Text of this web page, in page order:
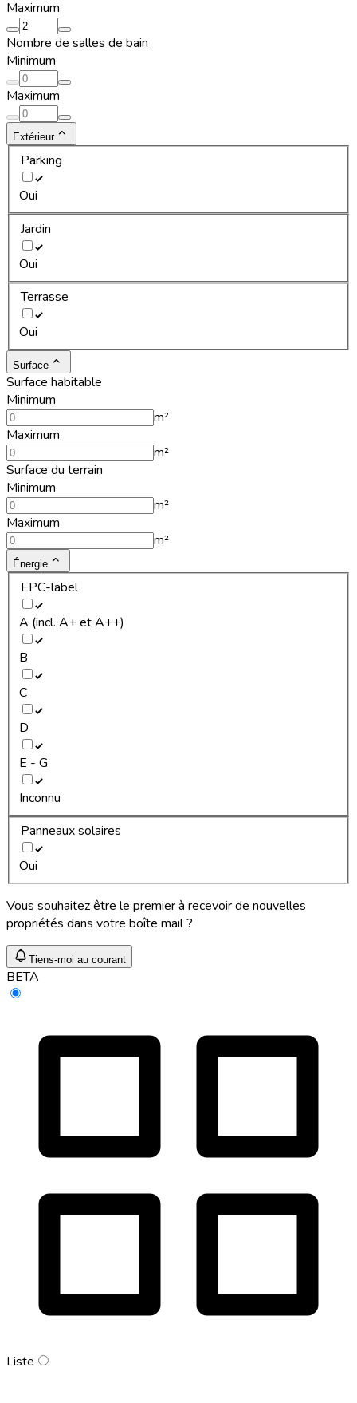
Maximum
Nombre de salles de bain
Minimum
Maximum
Extérieur
Parking
Oui
Jardin
Oui
Terrasse
Oui
Surface
Surface habitable
Minimum
m²
Maximum
m²
Surface du terrain
Minimum
m²
Maximum
m²
Énergie
EPC-label
A (incl. A+ et A++)
B
C
D
E - G
Inconnu
Panneaux solaires
Oui
Vous souhaitez être le premier à recevoir de nouvelles
propriétés dans votre boîte mail ?
Tiens-moi au courant
BETA
Liste